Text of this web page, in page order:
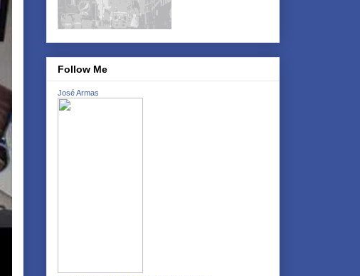
Follow Me
José Armas